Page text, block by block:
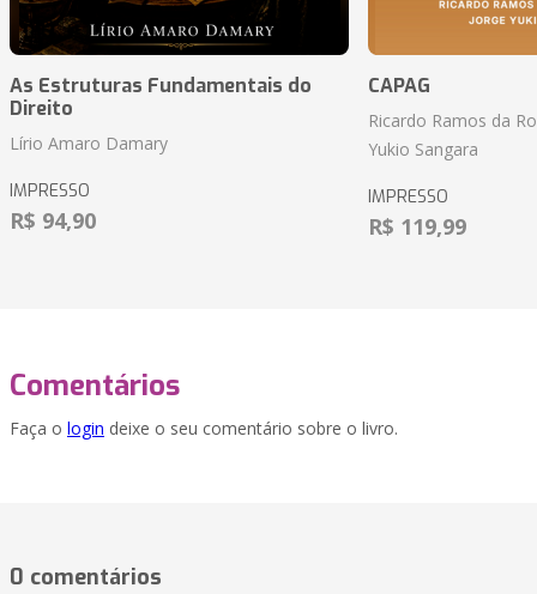
As Estruturas Fundamentais do
Direito
Lírio Amaro Damary
IMPRESSO
R$ 94,90
CAPAG
Ricardo Ramos da
Yukio Sangara
IMPRESSO
R$ 119,99
Comentários
Faça o login deixe o seu comentário sobre o livro.
0 comentários